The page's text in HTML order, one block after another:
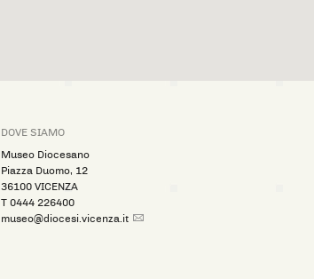
DOVE SIAMO
Museo Diocesano
Piazza Duomo, 12
36100 VICENZA
T 0444 226400
museo@diocesi.vicenza.it